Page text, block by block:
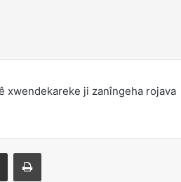
xwendekareke ji zanîngeha rojava
Share via Email Print